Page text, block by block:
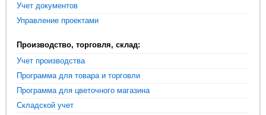
Учет документов
Управление проектами
Производство, торговля, склад:
Учет производства
Программа для товара и торговли
Программа для цветочного магазина
Складской учет